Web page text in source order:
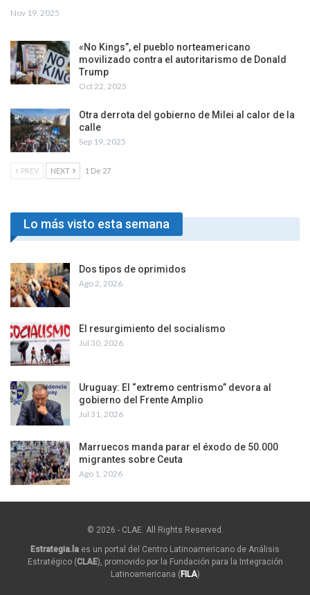
Nov 19, 2025
«No Kings”, el pueblo norteamericano
movilizado contra el autoritarismo de Donald
Trump
Oct 22, 2025
Otra derrota del gobierno de Milei al calor de la
calle
Sep 19, 2025
PREV NEXT 1 De 27
Lo más visto esta semana
Dos tipos de oprimidos
Ago 2, 2026
El resurgimiento del socialismo
Jul 30, 2026
Uruguay: El “extremo centrismo” devora al
gobierno del Frente Amplio
Jul 31, 2026
Marruecos manda parar el éxodo de 50.000
migrantes sobre Ceuta
Ago 1, 2026
© 2026 - CLAE. All Rights Reserved.
Estrategia.la es un portal del Centro Latinoamericano de Análisis
Estratégico (CLAE), promovido por la Fundación para la Integración
Latinoamericana (FILA)